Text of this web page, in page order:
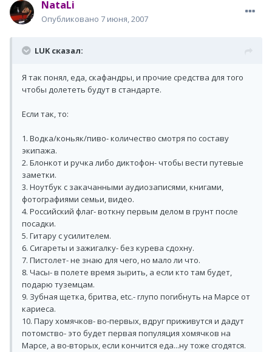
NataLi
Опубликовано 7 июня, 2007
LUK сказал:
Я так понял, еда, скафандры, и прочие средства для того
чтобы долететь будут в стандарте.
Если так, то:
1. Водка/коньяк/пиво- количество смотря по составу
экипажа.
2. Блонкот и ручка либо диктофон- чтобы вести путевые
заметки.
3. Ноутбук с закачанными аудиозаписями, книгами,
фотографиями семьи, видео.
4. Российский флаг- воткну первым делом в грунт после
посадки.
5. Гитару с усилителем.
6. Сигареты и зажигалку- без курева сдохну.
7. Пистолет- не знаю для чего, но мало ли что.
8. Часы- в полете время зырить, а если кто там будет,
подарю туземцам.
9. Зубная щетка, бритва, etc.- глупо погибнуть на Марсе от
кариеса.
10. Пару хомячков- во-первых, вдруг приживутся и дадут
потомство- это будет первая популяция хомячков на
Марсе, а во-вторых, если кончится еда...ну тоже сгодятся.